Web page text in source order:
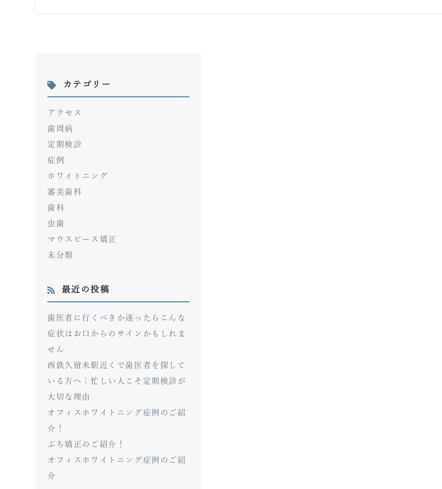
カテゴリー
アクセス
歯周病
定期検診
症例
ホワイトニング
審美歯科
歯科
虫歯
マウスピース矯正
未分類
最近の投稿
歯医者に行くべきか迷ったらこんな
症状はお口からのサインかもしれま
せん
西鉄久留米駅近くで歯医者を探して
いる方へ｜忙しい人こそ定期検診が
大切な理由
オフィスホワイトニング症例のご紹
介！
ぷち矯正のご紹介！
オフィスホワイトニング症例のご紹
介